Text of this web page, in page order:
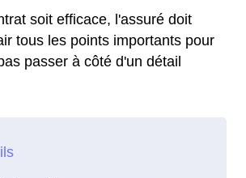
soit efficace, l'assuré doit
tous les points importants pour
passer à côté d'un détail